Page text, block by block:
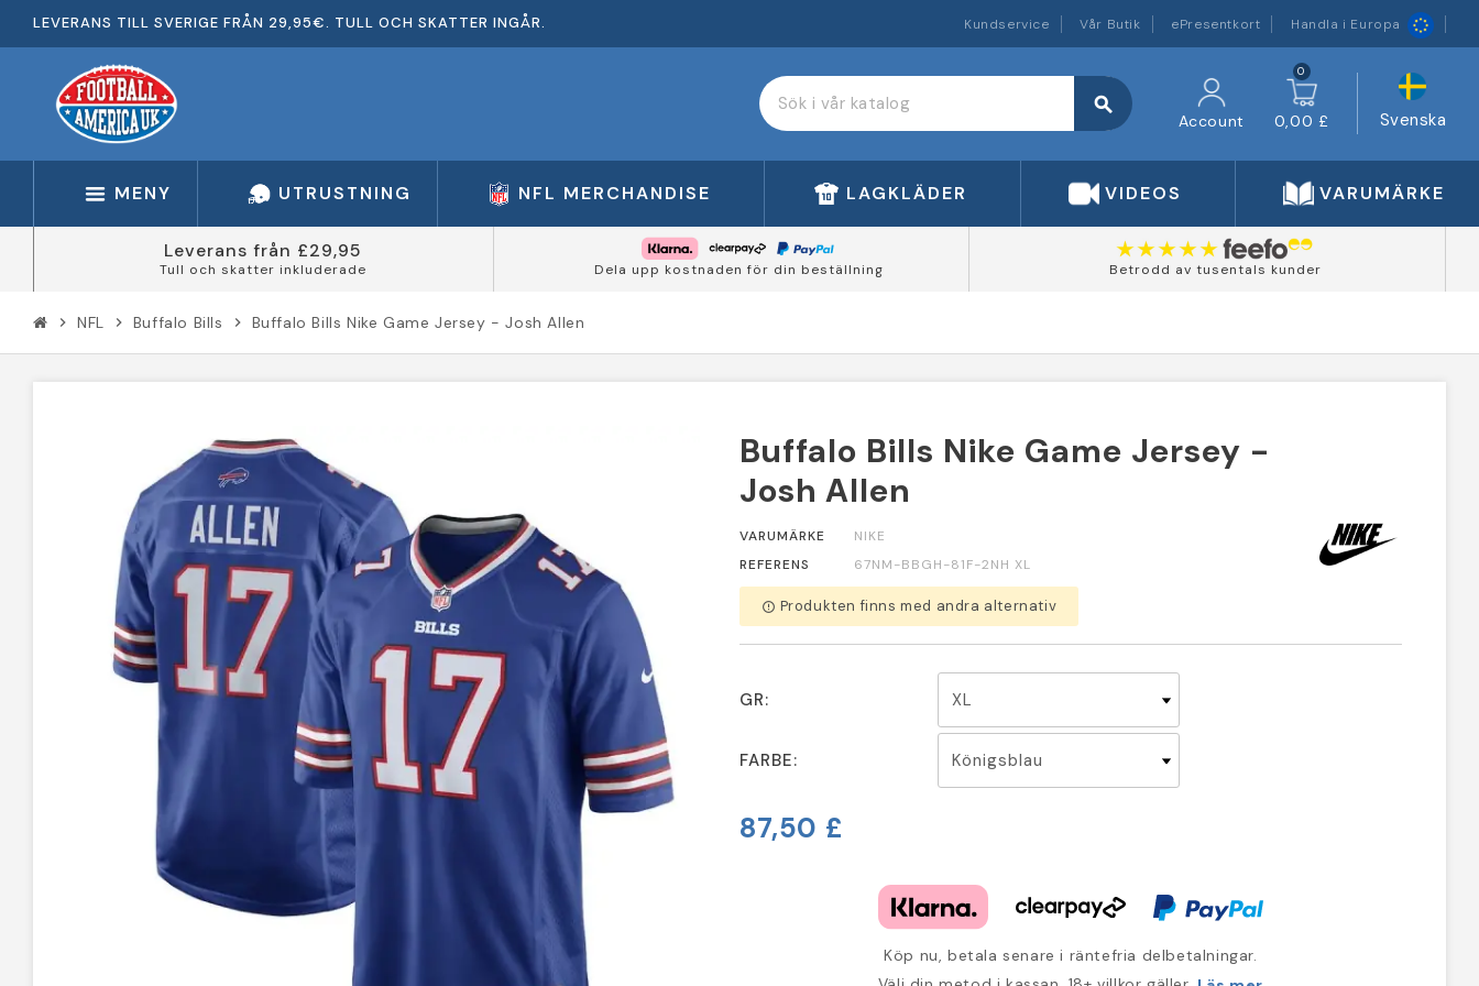
LEVERANS TILL SVERIGE FRÅN 29,95€. TULL OCH SKATTER INGÅR. Kundservice Vår Butik ePresentkort Handla i Europa
search
Account
0
0,00 £ Svenska
MENY UTRUSTNING NFL MERCHANDISE LAGKLÄDER VIDEOS VARUMÄRKEN
Leverans från £29,95
Tull och skatter inkluderade Dela upp kostnaden för din beställning Betrodd av tusentals kunder
chevron_right NFL chevron_right Buffalo Bills chevron_right Buffalo Bills Nike Game Jersey - Josh Allen
Buffalo Bills Nike Game Jersey -
Josh Allen
VARUMÄRKE
NIKE
REFERENS
67NM-BBGH-81F-2NH XL
error_outline Produkten finns med andra alternativ
GR:
FARBE:
87,50 £
Köp nu, betala senare i räntefria delbetalningar.